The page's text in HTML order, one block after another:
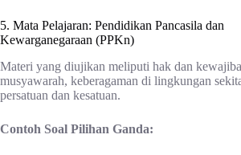
5. Mata Pelajaran: Pendidikan Pancasila dan
Kewarganegaraan (PPKn)
Materi yang diujikan meliputi hak dan
musyawarah, keberagaman di lingkungan
persatuan dan kesatuan.
Contoh Soal Pilihan Ganda: